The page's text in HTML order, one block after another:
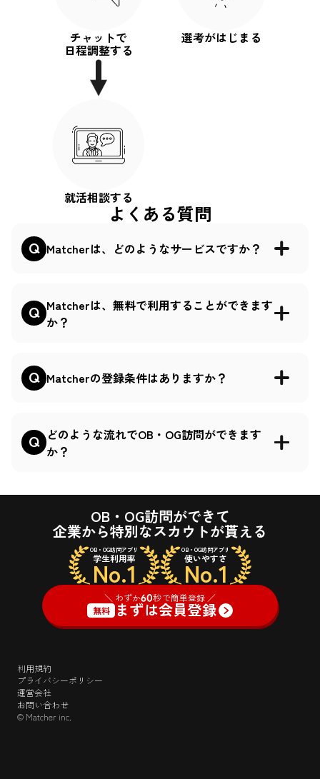
チャットで
日程調整する
選考がはじまる
就活相談する
よくある質問
Matcherは、どのようなサービスですか？
Matcherは、無料で利用することができます
か？
Matcherの登録条件はありますか？
どのような流れでOB・OG訪問ができます
か？
OB・OG訪問ができて
企業から特別なスカウトが貰える
OB・OG訪問アプリ
学生利用率
No.1
OB・OG訪問アプリ
使いやすさ
No.1
＼ わずか60秒で簡単登録 ／
無料
まずは会員登録
© Matcher inc.
利用規約
プライバシーポリシー
運営会社
お問い合わせ